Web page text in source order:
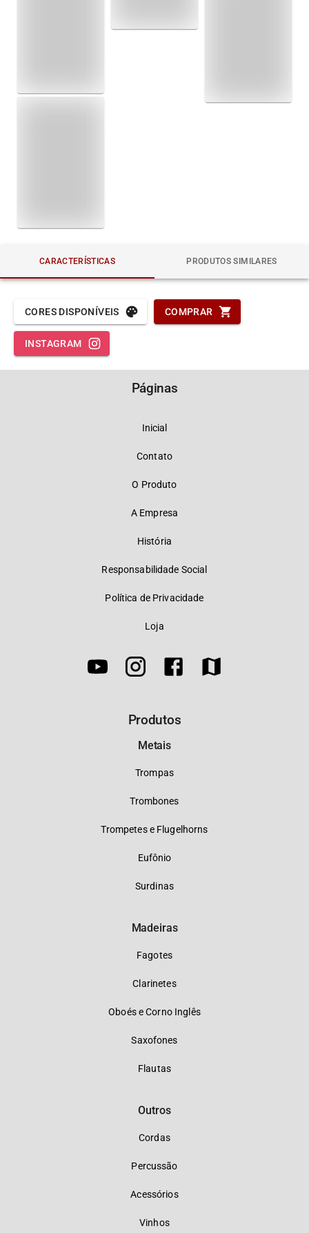
CARACTERÍSTICAS PRODUTOS SIMILARES
CORES DISPONÍVEIS COMPRAR
INSTAGRAM
Páginas
Inicial
Contato
O Produto
A Empresa
História
Responsabilidade Social
Política de Privacidade
Loja
Produtos
Metais
Trompas
Trombones
Trompetes e Flugelhorns
Eufônio
Surdinas
Madeiras
Fagotes
Clarinetes
Oboés e Corno Inglês
Saxofones
Flautas
Outros
Cordas
Percussão
Acessórios
Vinhos